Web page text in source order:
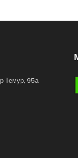
Темур, 95а